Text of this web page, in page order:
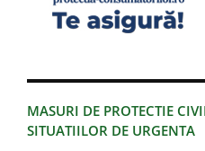
MASURI DE PROTECTIE
SITUATIILOR DE URGENTA